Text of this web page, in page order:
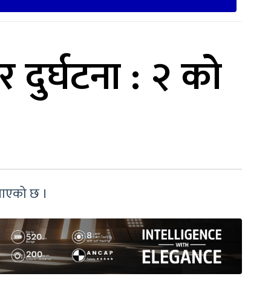
दुर्घटना : २ को
छ ।